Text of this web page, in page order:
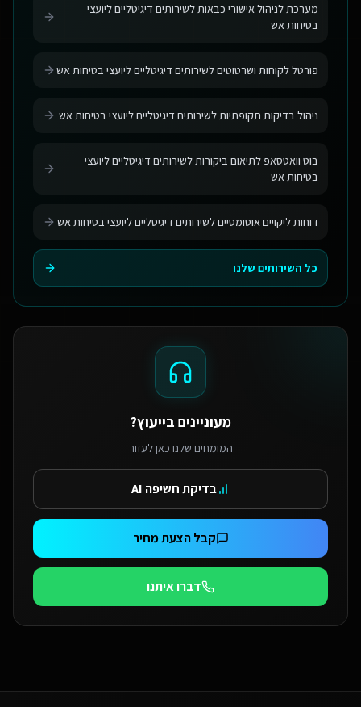
מערכת לניהול אישורי כבאות לשירותים דיגיטליים ליועצי
בטיחות אש
פורטל לקוחות ושרטוטים לשירותים דיגיטליים ליועצי בטיחות אש
ניהול בדיקות תקופתיות לשירותים דיגיטליים ליועצי בטיחות אש
בוט וואטסאפ לתיאום ביקורות לשירותים דיגיטליים ליועצי
בטיחות אש
דוחות ליקויים אוטומטיים לשירותים דיגיטליים ליועצי בטיחות אש
כל השירותים שלנו
מעוניינים בייעוץ?
המומחים שלנו כאן לעזור
בדיקת חשיפה AI
קבל הצעת מחיר
דברו איתנו